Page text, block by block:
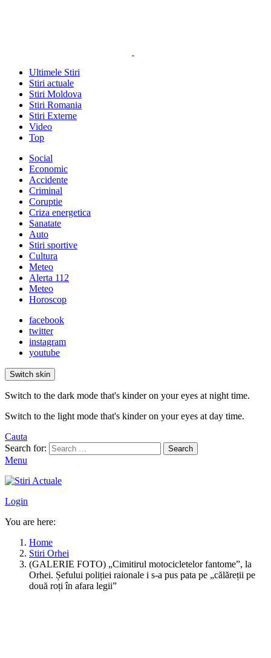
Ultimele Stiri
Stiri actuale
Stiri Moldova
Stiri Romania
Stiri Externe
Video
Top
Social
Economic
Accidente
Criminal
Coruptie
Criza energetica
Sanatate
Auto
Stiri sportive
Cultura
Meteo
Alerta 112
Meteo
Horoscop
facebook
twitter
instagram
youtube
Switch skin
Switch to the dark mode that's kinder on your eyes at night time.
Switch to the light mode that's kinder on your eyes at day time.
Cauta
Search for:
Search
Menu
Login
You are here:
Home
Stiri Orhei
(GALERIE FOTO) „Cimitirul motocicletelor fantome”, la
Orhei. Șefului poliției raionale i s-a pus pata pe „călăreții pe
două roți în afara legii”